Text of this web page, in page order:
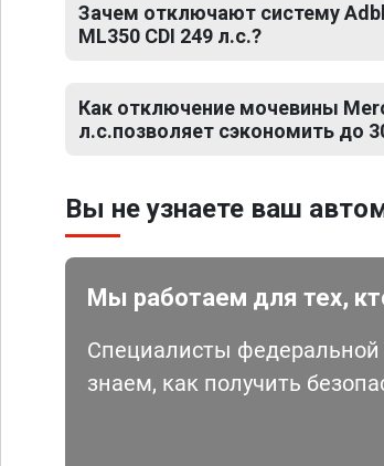
Зачем отключают систему
ML350 CDI 249 л.с.?
Как отключение мочевины
л.с.позволяет сэкономить до
Вы не узнаете ваш
Мы работаем для тех,
Специалисты федеральной
знаем, как получить